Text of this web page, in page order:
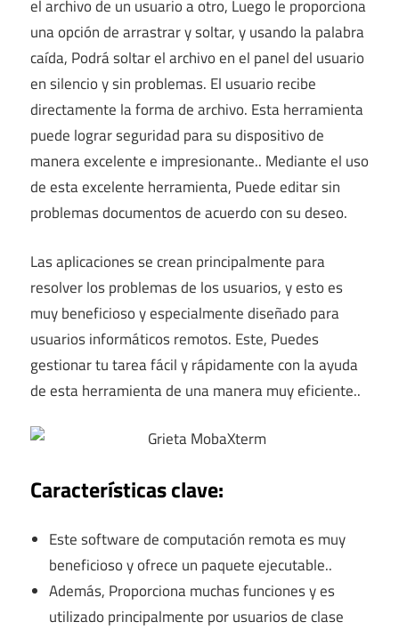
el archivo de un usuario a otro, Luego le proporciona
una opción de arrastrar y soltar, y usando la palabra
caída, Podrá soltar el archivo en el panel del usuario
en silencio y sin problemas. El usuario recibe
directamente la forma de archivo. Esta herramienta
puede lograr seguridad para su dispositivo de
manera excelente e impresionante.. Mediante el uso
de esta excelente herramienta, Puede editar sin
problemas documentos de acuerdo con su deseo.
Las aplicaciones se crean principalmente para
resolver los problemas de los usuarios, y esto es
muy beneficioso y especialmente diseñado para
usuarios informáticos remotos. Este, Puedes
gestionar tu tarea fácil y rápidamente con la ayuda
de esta herramienta de una manera muy eficiente..
Características clave:
Este software de computación remota es muy
beneficioso y ofrece un paquete ejecutable..
Además, Proporciona muchas funciones y es
utilizado principalmente por usuarios de clase